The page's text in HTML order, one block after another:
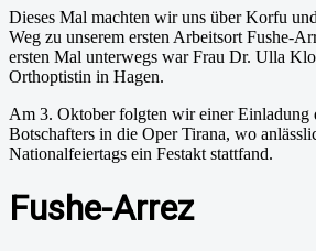
Dieses Mal machten wir uns über Korfu
Weg zu unserem ersten Arbeitsort Fushe-
ersten Mal unterwegs war Frau Dr. Ulla
Orthoptistin in Hagen.
Am 3. Oktober folgten wir einer Einladung
Botschafters in die Oper Tirana, wo
Nationalfeiertags ein Festakt stattfand.
Fushe-Arrez